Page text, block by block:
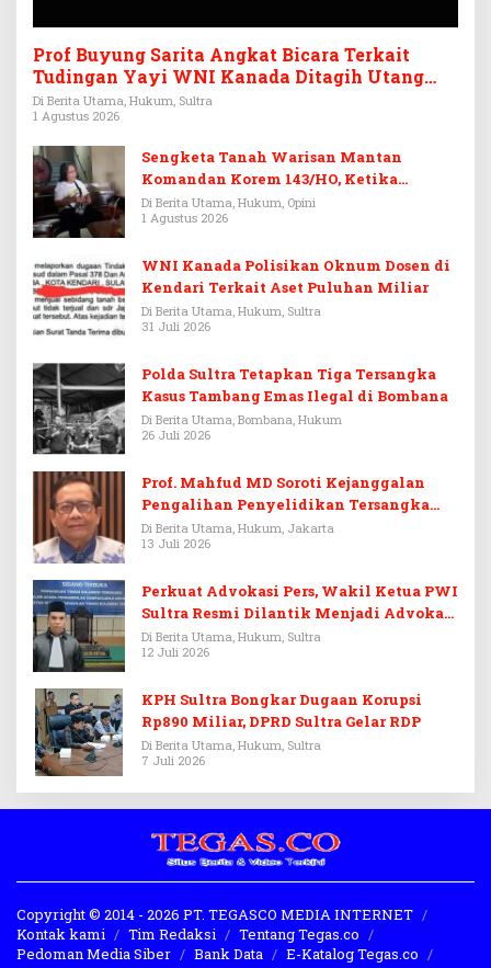
Prof Buyung Sarita Angkat Bicara Terkait
Tudingan Yayi WNI Kanada Ditagih Utang
Rp3,6 Miliar
Di Berita Utama, Hukum, Sultra
1 Agustus 2026
Sengketa Tanah Warisan Mantan
Komandan Korem 143/HO, Ketika
Warisan Menjadi Arena Pemerasan
Di Berita Utama, Hukum, Opini
1 Agustus 2026
WNI Kanada Polisikan Oknum Dosen di
Kendari Terkait Aset Puluhan Miliar
Di Berita Utama, Hukum, Sultra
31 Juli 2026
Polda Sultra Tetapkan Tiga Tersangka
Kasus Tambang Emas Ilegal di Bombana
Di Berita Utama, Bombana, Hukum
26 Juli 2026
Prof. Mahfud MD Soroti Kejanggalan
Pengalihan Penyelidikan Tersangka
Febrie Adriansyah
Di Berita Utama, Hukum, Jakarta
13 Juli 2026
Perkuat Advokasi Pers, Wakil Ketua PWI
Sultra Resmi Dilantik Menjadi Advokat
PERADI
Di Berita Utama, Hukum, Sultra
12 Juli 2026
KPH Sultra Bongkar Dugaan Korupsi
Rp890 Miliar, DPRD Sultra Gelar RDP
Di Berita Utama, Hukum, Sultra
7 Juli 2026
Copyright © 2014 - 2026 PT. TEGASCO MEDIA INTERNET
Kontak kami
Tim Redaksi
Tentang Tegas.co
Pedoman Media Siber
Bank Data
E-Katalog Tegas.co